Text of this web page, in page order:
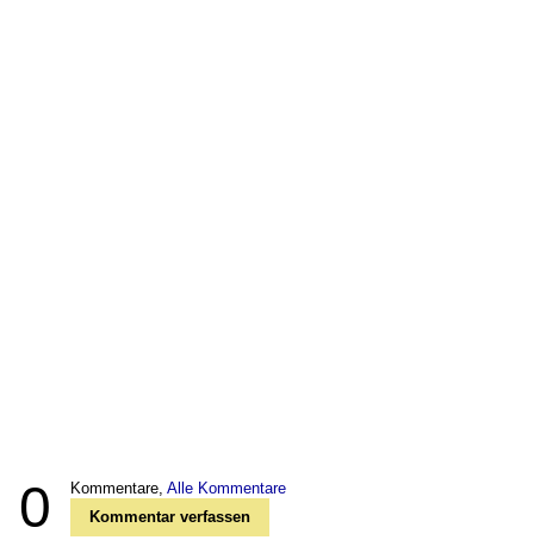
0 Kommentare, Alle Kommentare
Kommentar verfassen